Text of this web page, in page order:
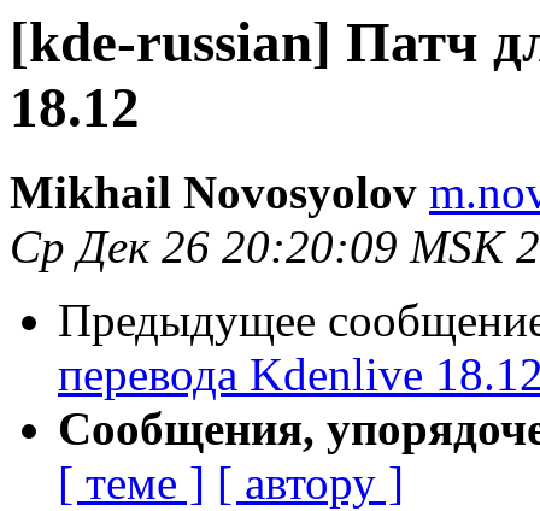
[kde-russian] Патч
18.12
Mikhail Novosyolov
Ср Дек 26 20:20:09 MSK
Предыдущее
перевода Kdenlive
Сообщения,
[ теме ] [ автору ]